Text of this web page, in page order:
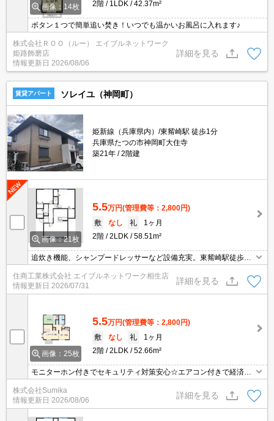
画像：14枚 2階 1LDK 42.37m²
ボタン１つで簡単追い焚き！いつでも温かいお風呂に入れます♪
株式会社ＲＯＯ（ルー） エイブルネットワーク
姫路飾磨店
情報更新日 2026/08/06
詳細を見る
賃貸アパート ソレイユ（神岡町）
姫新線（兵庫県内）/東觜崎駅 徒歩1分
兵庫県たつの市神岡町大住寺
築21年
2階建
画像：21枚
5.5万円(管理費等：2,800円)
敷
なし 礼
1ヶ月
2階
2LDK 58.51m²
追炊き機能、シャンプードレッサーなど設備充実。東觜崎駅徒歩3
分です。
住商工業株式会社 エイブルネットワーク相生店
情報更新日 2026/07/31
詳細を見る
画像：25枚
5.5万円(管理費等：2,800円)
敷
なし 礼
1ヶ月
2階
2LDK 52.66m²
モニターホン付きでセキュリティ対策安心☆エアコン付きで経済的
です♪
株式会社Sumika
情報更新日 2026/08/06
詳細を見る